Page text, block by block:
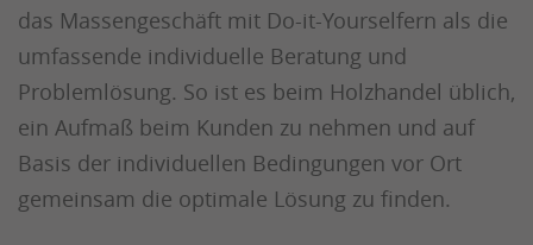
das Massengeschäft mit Do-it-Yourselfern als die
umfassende individuelle Beratung und
Problemlösung. So ist es beim Holzhandel üblich,
ein Aufmaß beim Kunden zu nehmen und auf
Basis der individuellen Bedingungen vor Ort
gemeinsam die optimale Lösung zu finden.